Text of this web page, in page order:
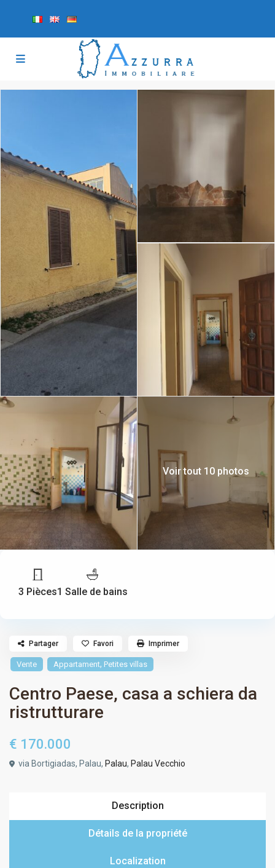
Voir tout 10 photos
3 Pièces1 Salle de bains
Vente Appartament, Petites villas
Centro Paese, casa a schiera da
ristrutturare
€ 170.000
via Bortigiadas, Palau, Palau, Palau Vecchio
Partager Favori Imprimer
Description
Détails de la propriété
Localization